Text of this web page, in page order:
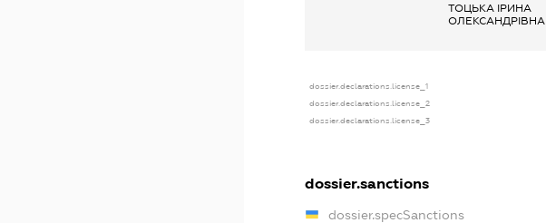
ТОЦЬКА ІРИНА
ОЛЕКСАНДРІВНА
dossier.declarations.license_1
dossier.declarations.license_2
dossier.declarations.license_3
dossier.sanctions
dossier.specSanctions